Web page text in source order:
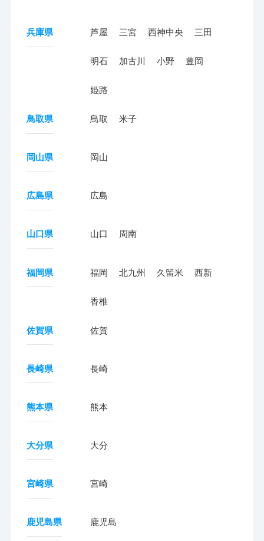
兵庫県 芦屋 三宮 西神中央 三田
明石 加古川 小野 豊岡
姫路
鳥取県 鳥取 米子
岡山県 岡山
広島県 広島
山口県 山口 周南
福岡県 福岡 北九州 久留米 西新
香椎
佐賀県 佐賀
長崎県 長崎
熊本県 熊本
大分県 大分
宮崎県 宮崎
鹿児島県 鹿児島